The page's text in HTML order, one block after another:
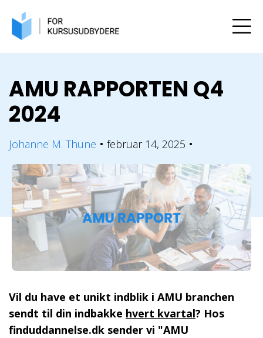
AMU RAPPORTEN Q4
2024
Johanne M. Thune ● februar 14, 2025 ●
Vil du have et unikt indblik i AMU branchen
sendt til din indbakke hvert kvartal? Hos
finduddannelse.dk sender vi "AMU